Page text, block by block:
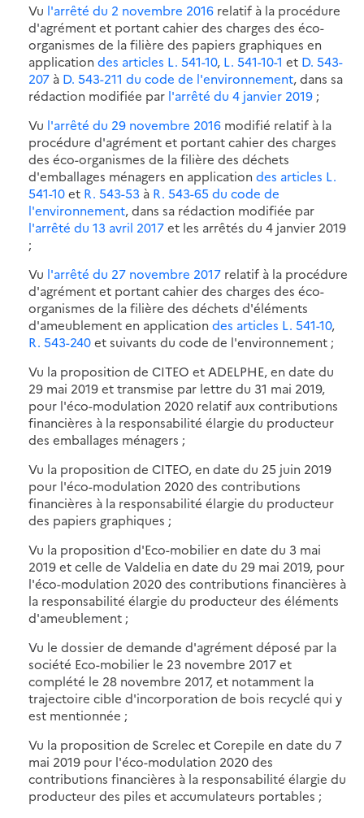
Vu l'arrêté du 2 novembre 2016 relatif à la procédure
d'agrément et portant cahier des charges des éco-
organismes de la filière des papiers graphiques en
application des articles L. 541-10, L. 541-10-1 et D. 543-
207 à D. 543-211 du code de l'environnement, dans sa
rédaction modifiée par l'arrêté du 4 janvier 2019 ;
Vu l'arrêté du 29 novembre 2016 modifié relatif à la
procédure d'agrément et portant cahier des charges
des éco-organismes de la filière des déchets
d'emballages ménagers en application des articles L.
541-10et R. 543-53 à R. 543-65 du code de
l'environnement, dans sa rédaction modifiée par
l'arrêté du 13 avril 2017et les arrêtés du 4 janvier 2019
;
Vu l'arrêté du 27 novembre 2017 relatif à la procédure
d'agrément et portant cahier des charges des éco-
organismes de la filière des déchets d'éléments
d'ameublement en application des articles L. 541-10,
R. 543-240et suivants du code de l'environnement ;
Vu la proposition de CITEO et ADELPHE, en date du
29 mai 2019 et transmise par lettre du 31 mai 2019,
pour l'éco-modulation 2020 relatif aux contributions
financières à la responsabilité élargie du producteur
des emballages ménagers ;
Vu la proposition de CITEO, en date du 25 juin 2019
pour l'éco-modulation 2020 des contributions
financières à la responsabilité élargie du producteur
des papiers graphiques ;
Vu la proposition d'Eco-mobilier en date du 3 mai
2019 et celle de Valdelia en date du 29 mai 2019, pour
l'éco-modulation 2020 des contributions financières à
la responsabilité élargie du producteur des éléments
d'ameublement ;
Vu le dossier de demande d'agrément déposé par la
société Eco-mobilier le 23 novembre 2017 et
complété le 28 novembre 2017, et notamment la
trajectoire cible d'incorporation de bois recyclé qui y
est mentionnée ;
Vu la proposition de Screlec et Corepile en date du 7
mai 2019 pour l'éco-modulation 2020 des
contributions financières à la responsabilité élargie du
producteur des piles et accumulateurs portables ;